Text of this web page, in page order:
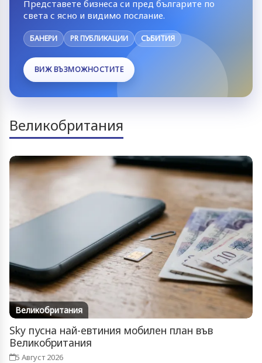
Представете бизнеса си пред българите по
света с ясно и видимо послание.
БАНЕРИ PR ПУБЛИКАЦИИ СЪБИТИЯ
ВИЖ ВЪЗМОЖНОСТИТЕ
Великобритания
Великобритания
Sky пусна най-евтиния мобилен план във
Великобритания
5 Август 2026